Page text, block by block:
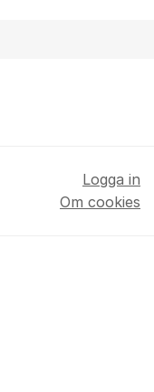
Logga in
Om cookies